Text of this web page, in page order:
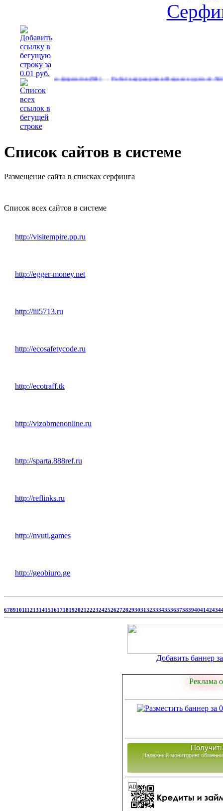
разных форматов(531)…Работа курьером в Яндекс еду.зп от 50тыс(636)
Список сайтов в системе
Размещение сайта в списках серфинга
Список всех сайтов в системе
http://visitempire.pp.ru
http://egger-money.net
http://iii5713.ru
http://ecosafetycode.ru
http://ecotraff.tk
http://vizobmenonline.ru
http://sparta.888ref.ru
http://reflinks.ru
http://nvuti.games
http://geobiuro.ge
678910111213141516171819202122232425262728293031323334353637383940414243
Добавить баннер
Реклама
Надежный мониторинг